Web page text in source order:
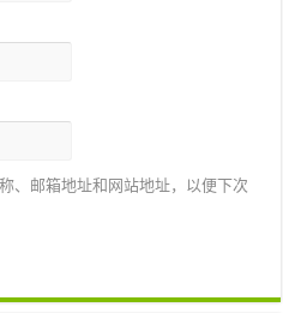
、邮箱地址和网站地址，以便下次